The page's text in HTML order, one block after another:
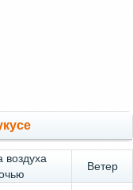
воздуха
Ветер